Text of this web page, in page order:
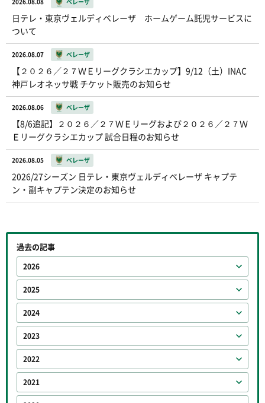
日テレ・東京ヴェルディベレーザ ホームゲーム託児サービスに
ついて
2026.08.07 ベレーザ
【２０２６／２７ＷＥリーグクラシエカップ】9/12（土）INAC
神戸レオネッサ戦 チケット販売のお知らせ
2026.08.06 ベレーザ
【8/6追記】２０２６／２７ＷＥリーグおよび２０２６／２７Ｗ
Ｅリーグクラシエカップ 試合日程のお知らせ
2026.08.05 ベレーザ
2026/27シーズン 日テレ・東京ヴェルディベレーザ キャプテ
ン・副キャプテン決定のお知らせ
過去の記事
2026
2025
2024
2023
2022
2021